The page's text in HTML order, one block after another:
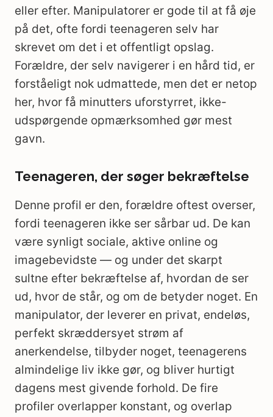
eller efter. Manipulatorer er gode til at få øje
på det, ofte fordi teenageren selv har
skrevet om det i et offentligt opslag.
Forældre, der selv navigerer i en hård tid, er
forståeligt nok udmattede, men det er netop
her, hvor få minutters uforstyrret, ikke-
udspørgende opmærksomhed gør mest
gavn.
Teenageren, der søger bekræftelse
Denne profil er den, forældre oftest overser,
fordi teenageren ikke ser sårbar ud. De kan
være synligt sociale, aktive online og
imagebevidste — og under det skarpt
sultne efter bekræftelse af, hvordan de ser
ud, hvor de står, og om de betyder noget. En
manipulator, der leverer en privat, endeløs,
perfekt skræddersyet strøm af
anerkendelse, tilbyder noget, teenagerens
almindelige liv ikke gør, og bliver hurtigt
dagens mest givende forhold. De fire
profiler overlapper konstant, og overlap